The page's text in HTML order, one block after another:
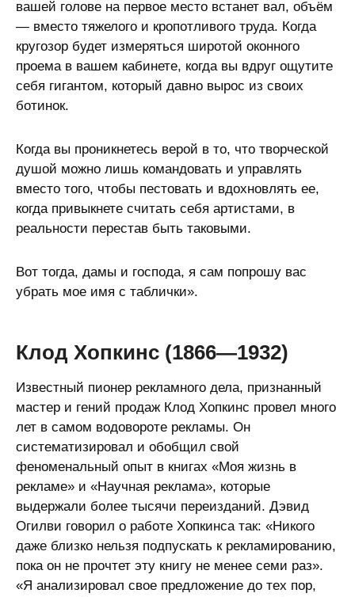
вашей голове на первое место встанет вал, объём
— вместо тяжелого и кропотливого труда. Когда
кругозор будет измеряться широтой оконного
проема в вашем кабинете, когда вы вдруг ощутите
себя гигантом, который давно вырос из своих
ботинок.
Когда вы проникнетесь верой в то, что творческой
душой можно лишь командовать и управлять
вместо того, чтобы пестовать и вдохновлять ее,
когда привыкнете считать себя артистами, в
реальности перестав быть таковыми.
Вот тогда, дамы и господа, я сам попрошу вас
убрать мое имя с таблички».
Клод Хопкинс (1866—1932)
Известный пионер рекламного дела, признанный
мастер и гений продаж Клод Хопкинс провел много
лет в самом водовороте рекламы. Он
систематизировал и обобщил свой
феноменальный опыт в книгах «Моя жизнь в
рекламе» и «Научная реклама», которые
выдержали более тысячи переизданий. Дэвид
Огилви говорил о работе Хопкинса так: «Никого
даже близко нельзя подпускать к рекламированию,
пока он не прочтет эту книгу не менее семи раз».
«Я анализировал свое предложение до тех пор,